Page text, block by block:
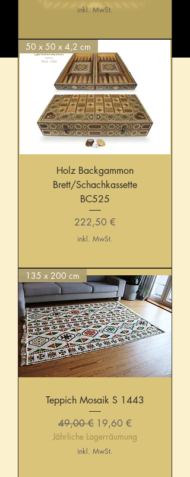
inkl. MwSt.
50 x 50 x 4,2 cm
Holz Backgammon
Brett/Schachkassette
BC525
Preis
222,50 €
inkl. MwSt.
135 x 200 cm
Teppich Mosaik S 1443
Standardpreis
49,00 € Sale-Preis
19,60 €
Jährliche Lagerräumung
inkl. MwSt.